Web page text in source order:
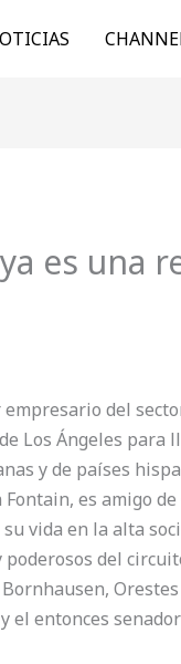
es una
del
Los Ángeles para
y de países
es amigo
vida en la alta
del
el entonces